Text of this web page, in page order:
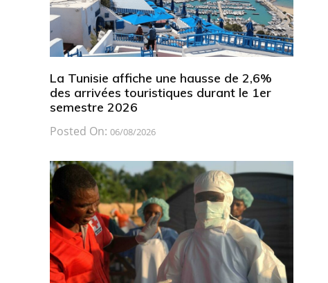
La Tunisie affiche une hausse de 2,6%
des arrivées touristiques durant le 1er
semestre 2026
Posted On: 06/08/2026